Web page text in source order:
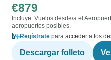
€879
Incluye: Vuelos desde/a el
aeropuertos posibles.
Regístrate para acceder a los
Descargar folleto